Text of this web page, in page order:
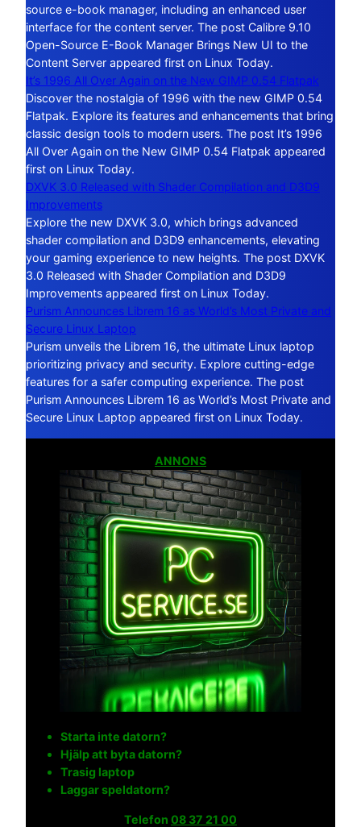
source e-book manager, including an enhanced user
interface for the content server. The post Calibre 9.10
Open-Source E-Book Manager Brings New UI to the
Content Server appeared first on Linux Today.
It’s 1996 All Over Again on the New GIMP 0.54 Flatpak
Discover the nostalgia of 1996 with the new GIMP 0.54
Flatpak. Explore its features and enhancements that bring
classic design tools to modern users. The post It’s 1996
All Over Again on the New GIMP 0.54 Flatpak appeared
first on Linux Today.
DXVK 3.0 Released with Shader Compilation and D3D9
Improvements
Explore the new DXVK 3.0, which brings advanced
shader compilation and D3D9 enhancements, elevating
your gaming experience to new heights. The post DXVK
3.0 Released with Shader Compilation and D3D9
Improvements appeared first on Linux Today.
Purism Announces Librem 16 as World’s Most Private and
Secure Linux Laptop
Purism unveils the Librem 16, the ultimate Linux laptop
prioritizing privacy and security. Explore cutting-edge
features for a safer computing experience. The post
Purism Announces Librem 16 as World’s Most Private and
Secure Linux Laptop appeared first on Linux Today.
ANNONS
Starta inte datorn?
Hjälp att byta datorn?
Trasig laptop
Laggar speldatorn?
Telefon 08 37 21 00